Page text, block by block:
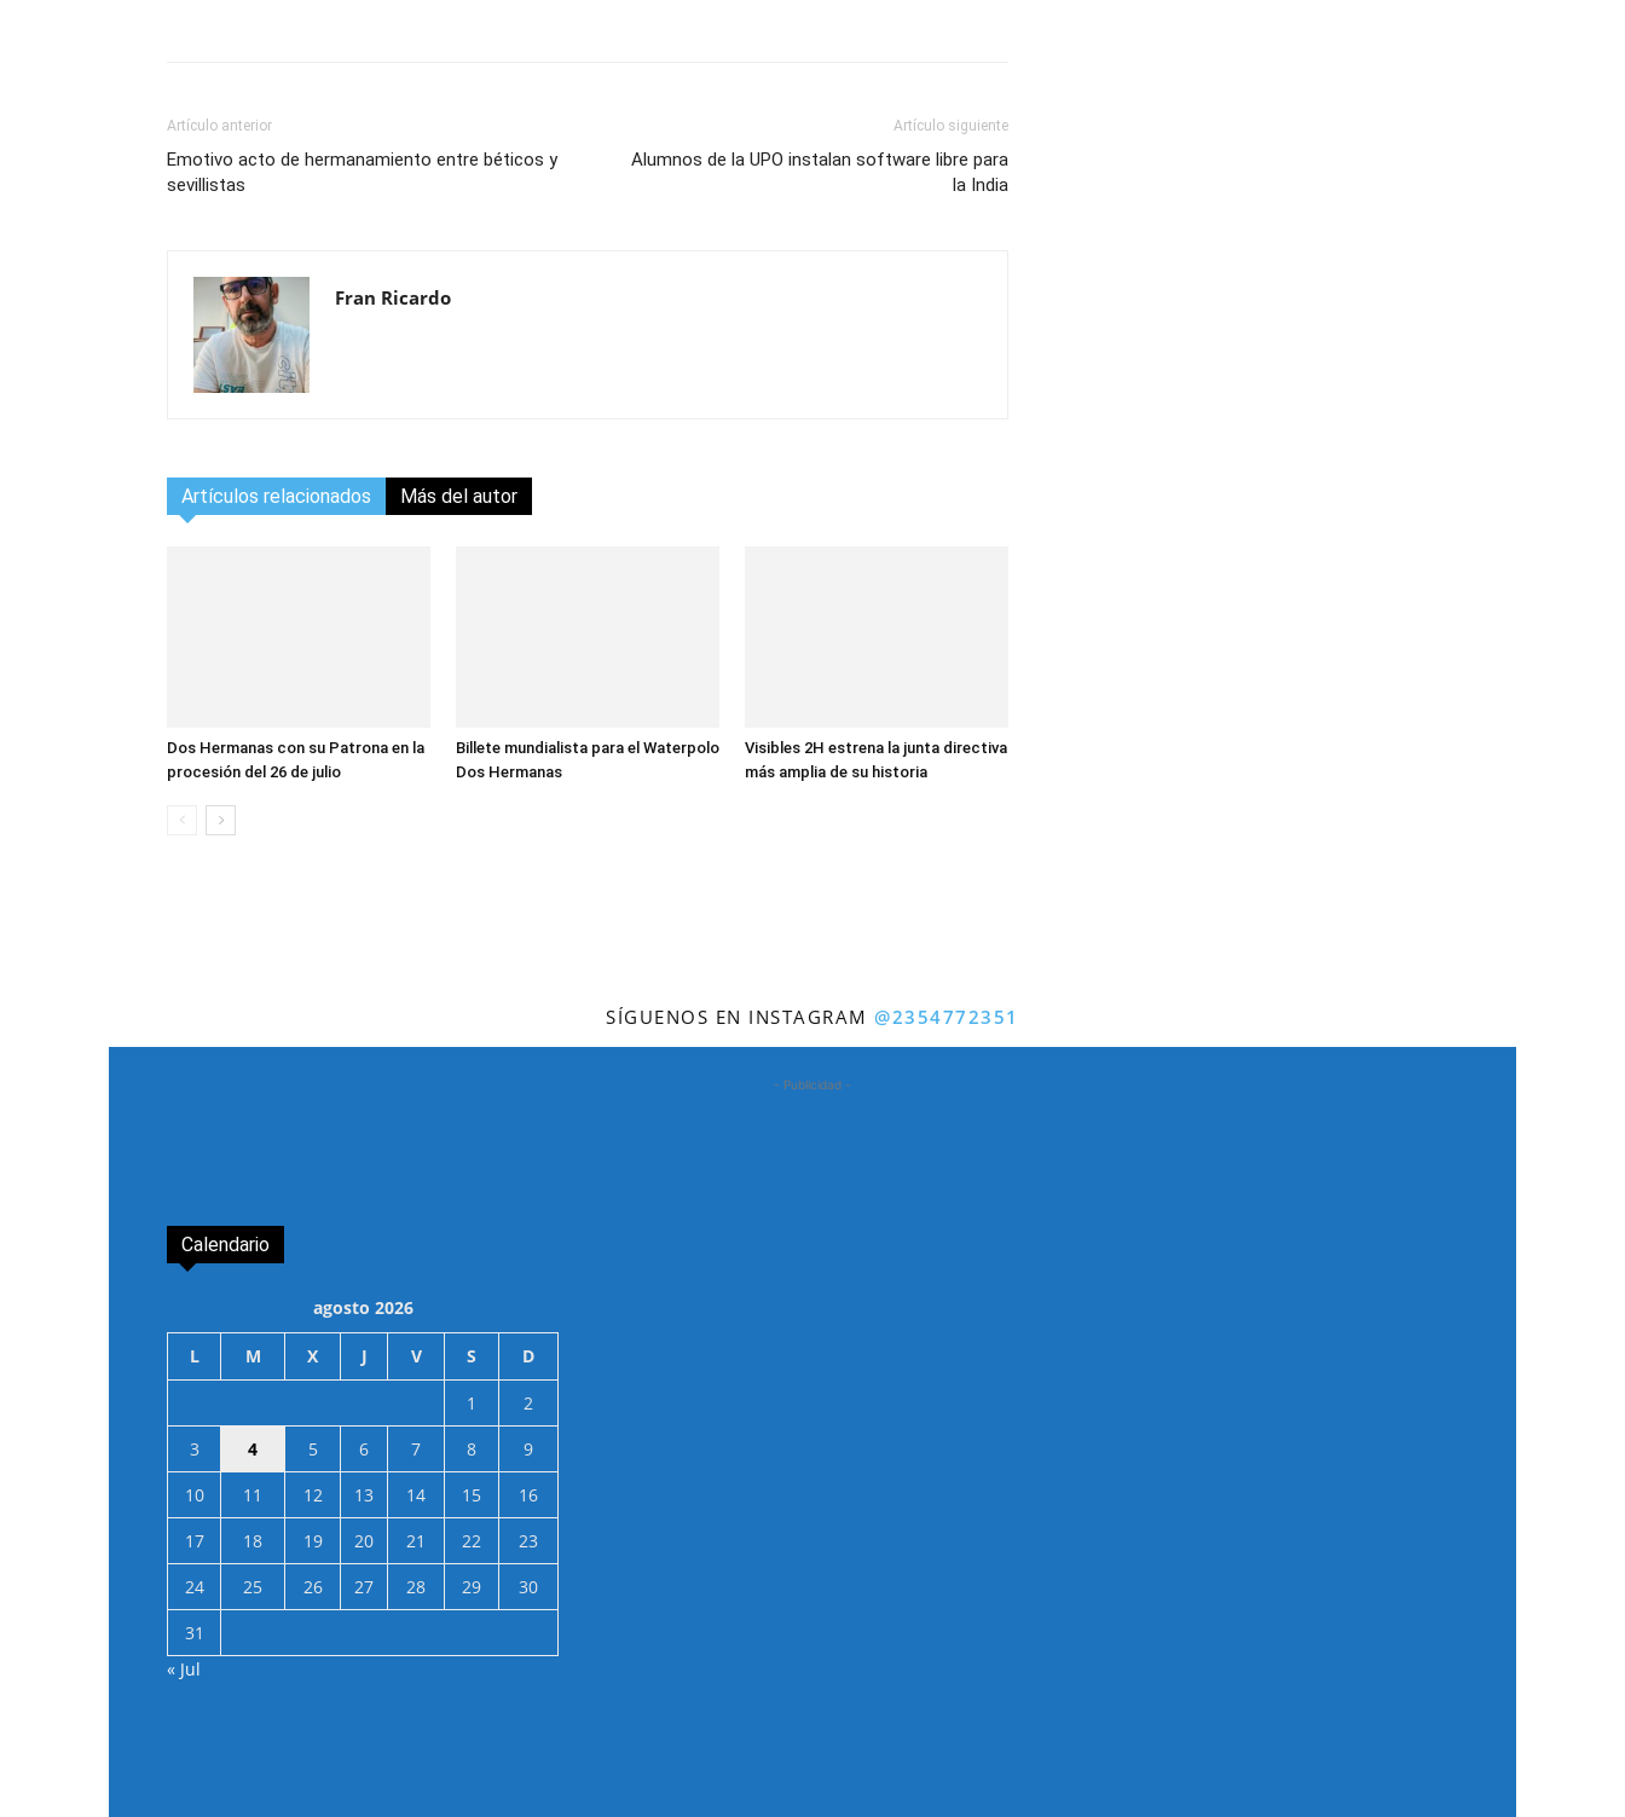
Artículo anterior
Emotivo acto de hermanamiento entre béticos y
sevillistas
Artículo siguiente
Alumnos de la UPO instalan software libre para
la India
Fran Ricardo
Artículos relacionados Más del autor
Dos Hermanas con su Patrona en la
procesión del 26 de julio
Billete mundialista para el Waterpolo
Dos Hermanas
Visibles 2H estrena la junta directiva
más amplia de su historia
SÍGUENOS EN INSTAGRAM@2354772351
- Publicidad -
Calendario
agosto 2026
L M X J V S D
1
2
3
4 5 6 7 8
9
10
11 12 13 14 15
16
17
18 19 20 21 22
23
24
25 26 27 28 29
30
31
« Jul